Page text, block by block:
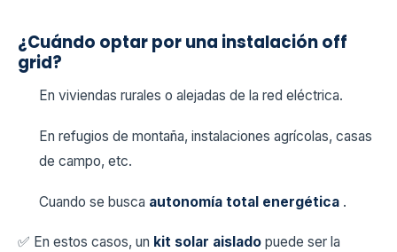
¿Cuándo optar por una instalación off
grid?
En viviendas rurales o alejadas de la red eléctrica.
En refugios de montaña, instalaciones agrícolas, casas
de campo, etc.
Cuando se busca autonomía total energética .
✅ En estos casos, un kit solar aislado puede ser la